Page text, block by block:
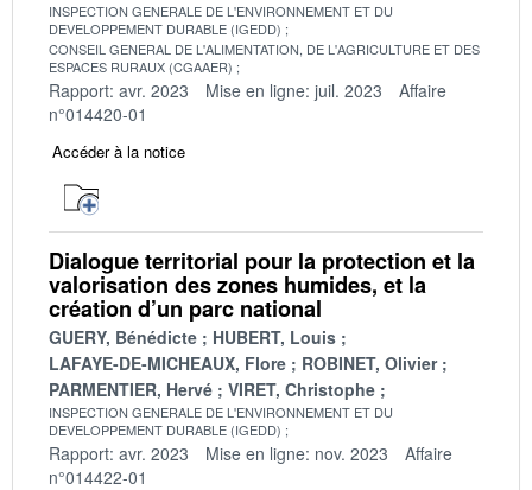
INSPECTION GENERALE DE L'ENVIRONNEMENT ET DU
DEVELOPPEMENT DURABLE (IGEDD)
CONSEIL GENERAL DE L'ALIMENTATION, DE L'AGRICULTURE ET DES
ESPACES RURAUX (CGAAER)
Rapport: avr. 2023 Mise en ligne: juil. 2023
Affaire
n°014420-01
Accéder à la notice
Dialogue territorial pour la protection et la
valorisation des zones humides, et la
création d’un parc national
GUERY, Bénédicte
HUBERT, Louis
LAFAYE-DE-MICHEAUX, Flore
ROBINET, Olivier
PARMENTIER, Hervé
VIRET, Christophe
INSPECTION GENERALE DE L'ENVIRONNEMENT ET DU
DEVELOPPEMENT DURABLE (IGEDD)
Rapport: avr. 2023 Mise en ligne: nov. 2023
Affaire
n°014422-01